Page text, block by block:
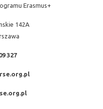
Erasmus+
142A
327